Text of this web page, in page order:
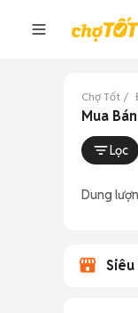
Chợ Tốt
Mua
Lọc
Dung